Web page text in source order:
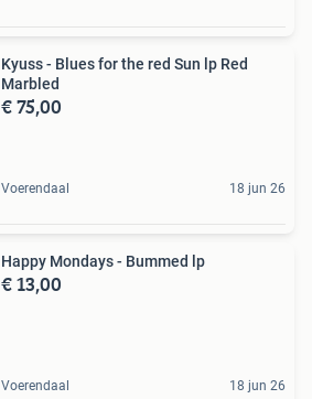
Kyuss - Blues for the red Sun lp Red
Marbled
€ 75,00
Voerendaal 18 jun 26
Happy Mondays - Bummed lp
€ 13,00
Voerendaal 18 jun 26